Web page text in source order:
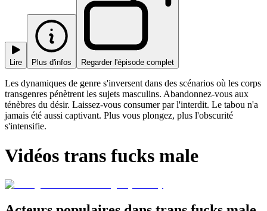
Lire Plus d'infos Regarder l'épisode complet
Les dynamiques de genre s'inversent dans des scénarios où les corps
transgenres pénètrent les sujets masculins. Abandonnez-vous aux
ténèbres du désir. Laissez-vous consumer par l'interdit. Le tabou n'a
jamais été aussi captivant. Plus vous plongez, plus l'obscurité
s'intensifie.
Vidéos trans fucks male